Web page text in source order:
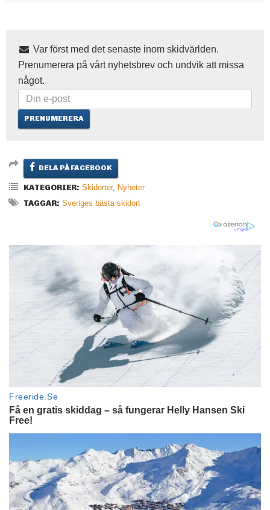
Var först med det senaste inom skidvärlden.
Prenumerera på vårt nyhetsbrev och undvik att missa
något.
DELA PÅ FACEBOOK
KATEGORIER: Skidorter, Nyheter
TAGGAR: Sveriges bästa skidort